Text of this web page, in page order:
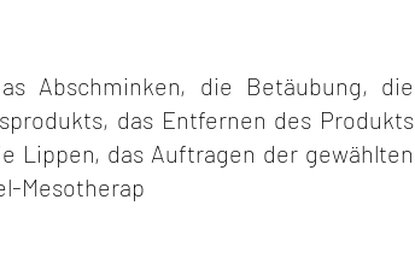
Abschminken, die Betäubung, die
das Entfernen des Produkts
Lippen, das Auftragen der gewählten
Mesotherap